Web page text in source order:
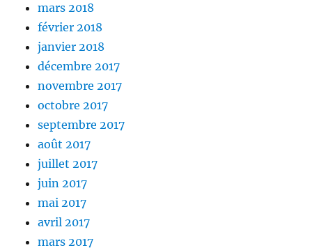
mars 2018
février 2018
janvier 2018
décembre 2017
novembre 2017
octobre 2017
septembre 2017
août 2017
juillet 2017
juin 2017
mai 2017
avril 2017
mars 2017